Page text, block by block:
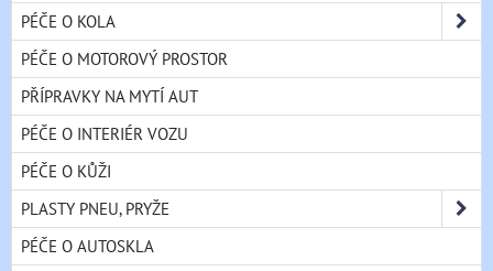
PÉČE O KOLA
PÉČE O MOTOROVÝ PROSTOR
PŘÍPRAVKY NA MYTÍ AUT
PÉČE O INTERIÉR VOZU
PÉČE O KŮŽI
PLASTY PNEU, PRYŽE
PÉČE O AUTOSKLA